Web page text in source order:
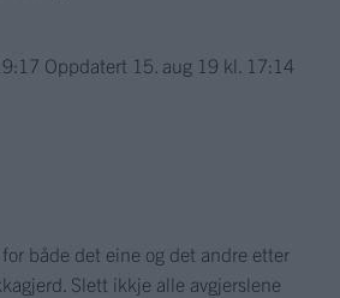
Oppdatert 15. aug 19 kl. 17:14
både det eine og det andre etter
Slett ikkje alle avgjerslene